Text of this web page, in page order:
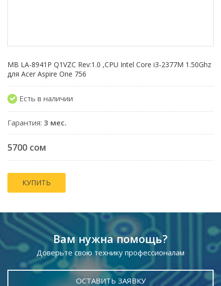
MB LA-8941P Q1VZC Rev:1.0 ,CPU Intel Core i3-2377M 1.50Ghz
для Acer Aspire One 756
Есть в наличии
Гарантия: 3 мес.
5700 сом
КУПИТЬ
Вам нужна помощь?
Доверьте свою технику профессионалам
ОСТАВИТЬ ЗАЯВКУ